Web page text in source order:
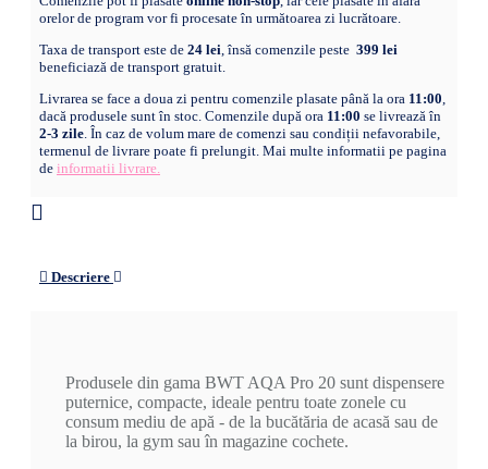
orelor de program vor fi procesate în următoarea zi lucrătoare.
Taxa de transport este de 24 lei, însă comenzile peste 399 lei
beneficiază de transport gratuit.
Livrarea se face a doua zi pentru comenzile plasate până la ora 11:00,
dacă produsele sunt în stoc. Comenzile după ora 11:00 se livrează în
2-3 zile. În caz de volum mare de comenzi sau condiții nefavorabile,
termenul de livrare poate fi prelungit. Mai multe informatii pe pagina
de informatii livrare.
Descriere
Produsele din gama BWT AQA Pro 20 sunt dispensere
puternice, compacte, ideale pentru toate zonele cu
consum mediu de apă - de la bucătăria de acasă sau de
la birou, la gym sau în magazine cochete.